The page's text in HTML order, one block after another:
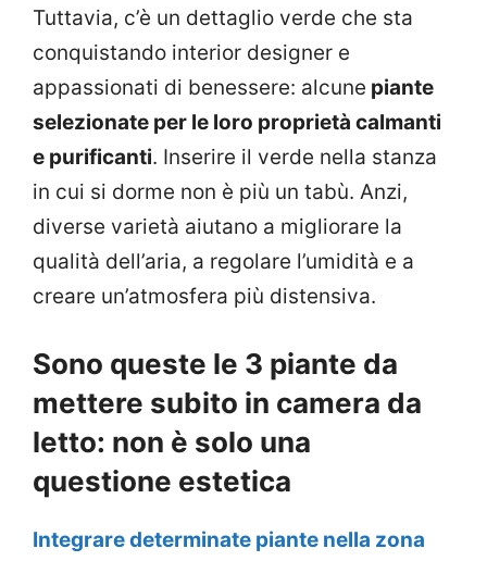
Tuttavia, c’è un dettaglio verde che sta
conquistando interior designer e
appassionati di benessere: alcune piante
selezionate per le loro proprietà calmanti
e purificanti. Inserire il verde nella stanza
in cui si dorme non è più un tabù. Anzi,
diverse varietà aiutano a migliorare la
qualità dell’aria, a regolare l’umidità e a
creare un’atmosfera più distensiva.
Sono queste le 3 piante da
mettere subito in camera da
letto: non è solo una
questione estetica
Integrare determinate piante nella zona